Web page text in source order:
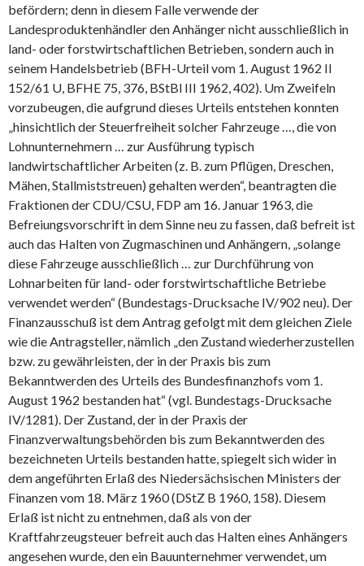
befördern; denn in diesem Falle verwende der
Landesproduktenhändler den Anhänger nicht ausschließlich in
land- oder forstwirtschaftlichen Betrieben, sondern auch in
seinem Handelsbetrieb (BFH-Urteil vom 1. August 1962 II
152/61 U, BFHE 75, 376, BStBl III 1962, 402). Um Zweifeln
vorzubeugen, die aufgrund dieses Urteils entstehen konnten
„hinsichtlich der Steuerfreiheit solcher Fahrzeuge …, die von
Lohnunternehmern … zur Ausführung typisch
landwirtschaftlicher Arbeiten (z. B. zum Pflügen, Dreschen,
Mähen, Stallmiststreuen) gehalten werden“, beantragten die
Fraktionen der CDU/CSU, FDP am 16. Januar 1963, die
Befreiungsvorschrift in dem Sinne neu zu fassen, daß befreit ist
auch das Halten von Zugmaschinen und Anhängern, „solange
diese Fahrzeuge ausschließlich … zur Durchführung von
Lohnarbeiten für land- oder forstwirtschaftliche Betriebe
verwendet werden“ (Bundestags-Drucksache IV/902 neu). Der
Finanzausschuß ist dem Antrag gefolgt mit dem gleichen Ziele
wie die Antragsteller, nämlich „den Zustand wiederherzustellen
bzw. zu gewährleisten, der in der Praxis bis zum
Bekanntwerden des Urteils des Bundesfinanzhofs vom 1.
August 1962 bestanden hat“ (vgl. Bundestags-Drucksache
IV/1281). Der Zustand, der in der Praxis der
Finanzverwaltungsbehörden bis zum Bekanntwerden des
bezeichneten Urteils bestanden hatte, spiegelt sich wider in
dem angeführten Erlaß des Niedersächsischen Ministers der
Finanzen vom 18. März 1960 (DStZ B 1960, 158). Diesem
Erlaß ist nicht zu entnehmen, daß als von der
Kraftfahrzeugsteuer befreit auch das Halten eines Anhängers
angesehen wurde, den ein Bauunternehmer verwendet, um